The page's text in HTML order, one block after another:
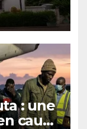
: une
cause